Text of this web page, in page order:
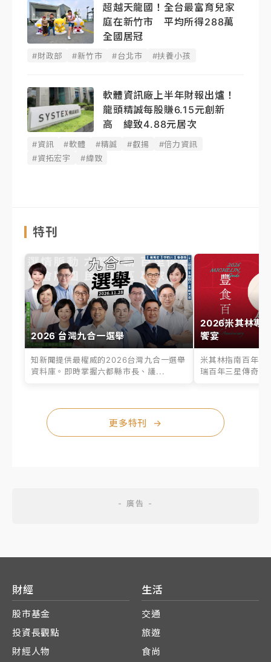
超越天龍國！全台最富育兒家
庭在新竹市 平均所得288萬
全國居冠
#財政部 #新竹市 #台北市 #扶養小孩
軟體資訊廠上半年財報出爐！
龍頭精誠每股賺6.15元創新
高 緯致4.88元居次
#資訊 #軟體 #精誠 #叡揚
#倍力資訊
#資拓宏宇
#緯致
特刊
2026 台灣九合一選舉
知新聞提供最權威的2026台灣九合一選舉
資料庫。即時掌握六都縣市長、議...
2026米其林專
饗宴
米其林指南百年之
瑞百年三星傳奇、
更多特刊 →
財經
股市基金
投資長觀點
財經人物
生活
交通
旅遊
食尚